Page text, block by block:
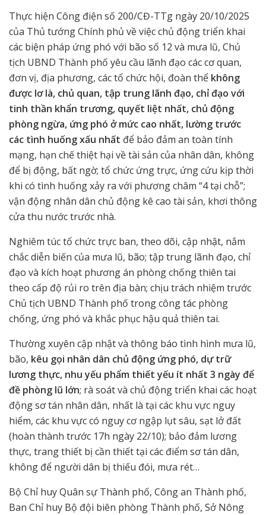
Thực hiện Công điện số 200/CĐ-TTg ngày 20/10/2025
của Thủ tướng Chính phủ về việc chủ động triển khai
các biện pháp ứng phó với bão số 12 và mưa lũ, Chủ
tịch UBND Thành phố yêu cầu lãnh đạo các cơ quan,
đơn vị, địa phương, các tổ chức hội, đoàn thể không
được lơ là, chủ quan, tập trung lãnh đạo, chỉ đạo với
tinh thần khẩn trương, quyết liệt nhất, chủ động
phòng ngừa, ứng phó ở mức cao nhất, lường trước
các tình huống xấu nhất để bảo đảm an toàn tính
mạng, hạn chế thiệt hại về tài sản của nhân dân, không
để bị động, bất ngờ; tổ chức ứng trực, ứng cứu kịp thời
khi có tình huống xảy ra với phương châm “4 tại chỗ”;
vận động nhân dân chủ động kê cao tài sản, khơi thông
cửa thu nước trước nhà.
Nghiêm túc tổ chức trực ban, theo dõi, cập nhật, nắm
chắc diễn biến của mưa lũ, bão; tập trung lãnh đạo, chỉ
đạo và kích hoạt phương án phòng chống thiên tai
theo cấp độ rủi ro trên địa bàn; chịu trách nhiệm trước
Chủ tịch UBND Thành phố trong công tác phòng
chống, ứng phó và khắc phục hậu quả thiên tai.
Thường xuyên cập nhật và thông báo tình hình mưa lũ,
bão, kêu gọi nhân dân chủ động ứng phó, dự trữ
lương thực, nhu yếu phẩm thiết yếu ít nhất 3 ngày để
đề phòng lũ lớn; rà soát và chủ động triển khai các hoạt
động sơ tán nhân dân, nhất là tại các khu vực nguy
hiểm, các khu vực có nguy cơ ngập lụt sâu, sạt lở đất
(hoàn thành trước 17h ngày 22/10); bảo đảm lương
thực, trang thiết bị cần thiết tại các điểm sơ tán dân,
không để người dân bị thiếu đói, mưa rét…
Bộ Chỉ huy Quân sự Thành phố, Công an Thành phố,
Ban Chỉ huy Bộ đội biên phòng Thành phố, Sở Nông